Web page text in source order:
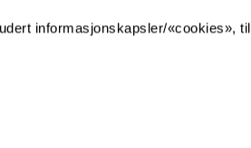
informasjonskapsler/«cookies»,